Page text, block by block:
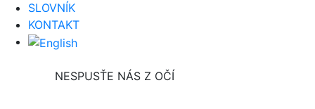
SLOVNÍK
KONTAKT
NESPUSŤE NÁS Z OČÍ